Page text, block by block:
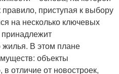
приступая к выбору
на несколько ключевых
В этом плане
объекты
отличие от новостроек,